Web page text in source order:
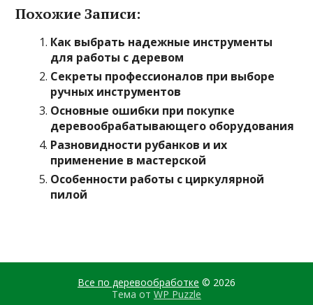
Похожие Записи:
Как выбрать надежные инструменты
для работы с деревом
Секреты профессионалов при выборе
ручных инструментов
Основные ошибки при покупке
деревообрабатывающего оборудования
Разновидности рубанков и их
применение в мастерской
Особенности работы с циркулярной
пилой
Все по деревообработке © 2026
Тема от WP Puzzle